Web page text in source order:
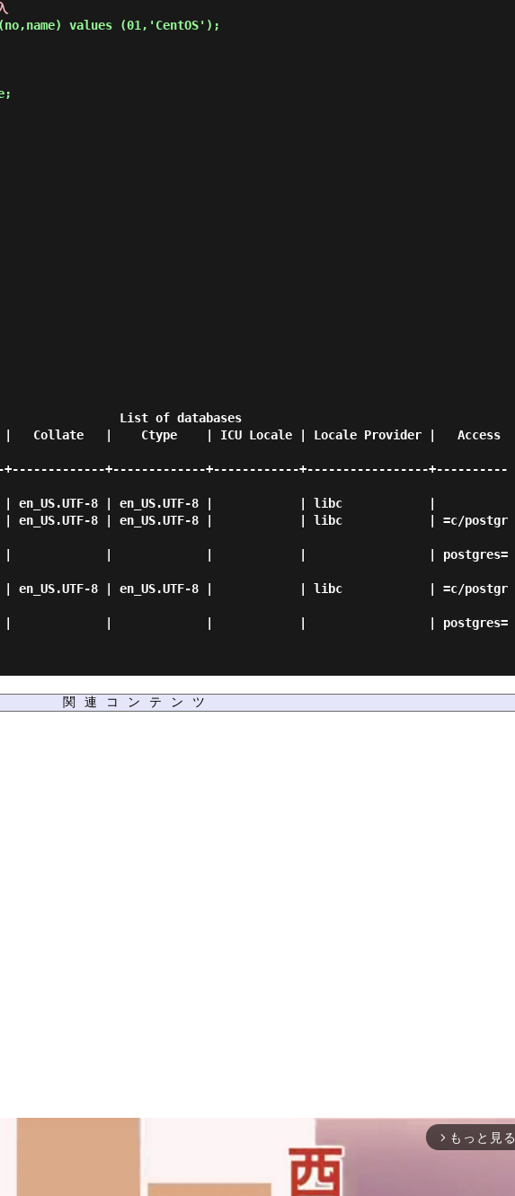
values (01,'CentOS');
+-------------+------------+-----------------+----------
関連コンテンツ
arrow_forward_ios もっと見る